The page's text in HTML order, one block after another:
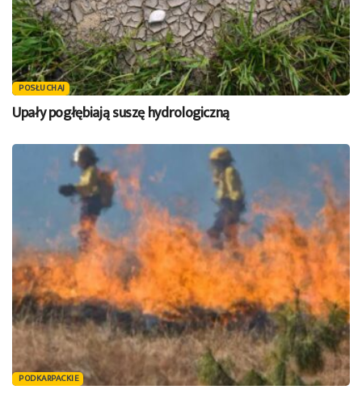
POSŁUCHAJ
Upały pogłębiają suszę hydrologiczną
PODKARPACKIE